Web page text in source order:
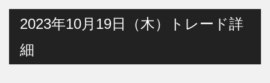
2023年10月19日（木）トレード詳
細